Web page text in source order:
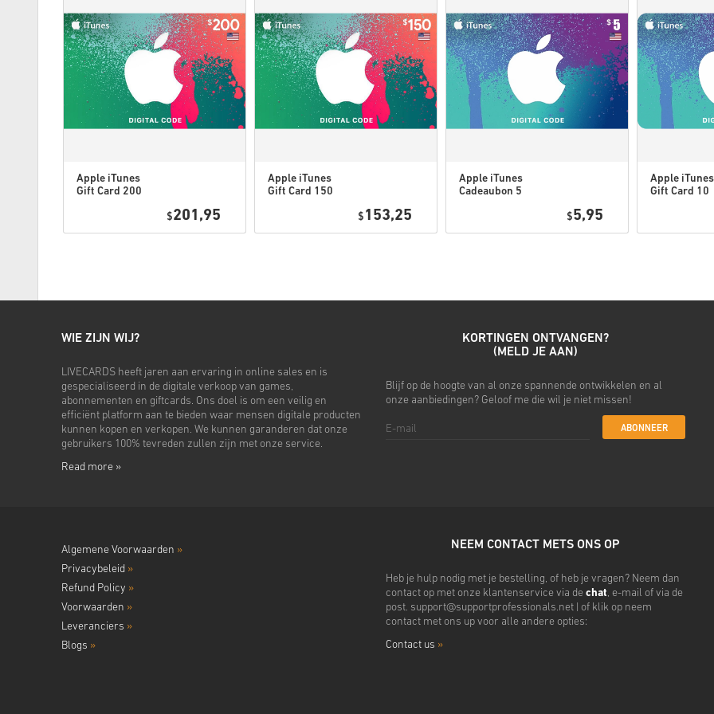
Bekijk de snelle gids
middel van onscontact
Deze downloadbare
zijn daarom origineel.
De codes hebben geen
Downloadbare Content
game om deze
Voor sommige
Apple iTunes
Gift Card 200
$201,95
Apple iTunes
Gift Card 150
$ 153,25
Apple iTunes
Cadeaubon 5
$5,95
Apple iTunes
Gift Card 10
WIE ZIJN WIJ?
LIVECARDS heeft jaren aan ervaring in online sales en is
gespecialiseerd in de digitale verkoop van games,
abonnementen en giftcards. Ons doel is om een veilig en
efficiënt platform aan te bieden waar mensen digitale producten
kunnen kopen en verkopen. We kunnen garanderen dat onze
gebruikers 100% tevreden zullen zijn met onze service.
Read more »
KORTINGEN ONTVANGEN?
(MELD JE AAN)
Blijf op de hoogte van al onze spannende ontwikkelen en al
onze aanbiedingen? Geloof me die wil je niet missen!
ABONNEER
Algemene Voorwaarden »
Privacybeleid »
Refund Policy »
Voorwaarden »
Leveranciers »
Blogs »
NEEM CONTACT METS ONS OP
Heb je hulp nodig met je bestelling, of heb je vragen? Neem dan
contact op met onze klantenservice via de chat, e-mail of via de
post. support@supportprofessionals.net| of klik op neem
contact met ons up voor alle andere opties:
Contact us »